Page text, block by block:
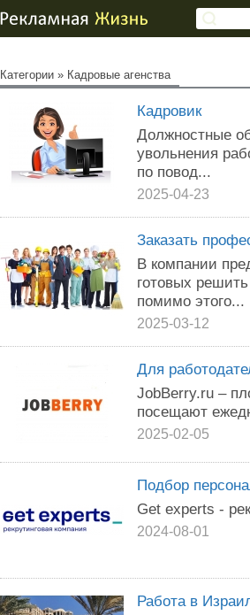
Категории » Кадровые агенства
Кадровик
Должностные
увольнения
по повод...
2025-04-23
Заказать
В компании
готовых
помимо этого...
2025-03-12
Для
JobBerry.ru –
посещают
2025-02-05
Подбор
Get experts -
2024-08-01
Работа в